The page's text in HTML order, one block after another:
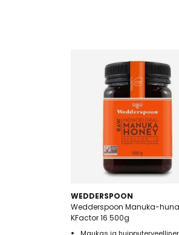
WEDDERSPOON
Wedderspoon Manuka-
KFactor 16 500g